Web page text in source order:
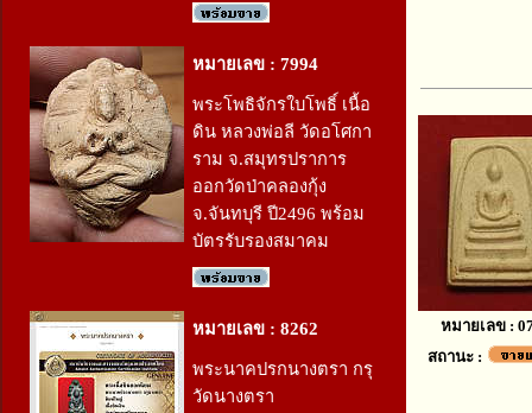
หมายเลข : 7994
พระโพธิจักรใบโพธิ์ เนื้อ
ดิน หลวงพ่อลี วัดอโศกา
ราม จ.สมุทรปราการ
ออกวัดป่าคลองกุ้ง
จ.จันทบุรี ปี2496 พร้อม
บัตรรับรองสมาคม
หมายเลข : 8262
พระนาคปรกนางตรา กรุ
วัดนางตรา
หมายเลข :
สถานะ :